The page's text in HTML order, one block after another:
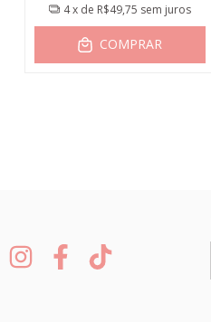
4x de R$49,75 sem juros
COMPRAR